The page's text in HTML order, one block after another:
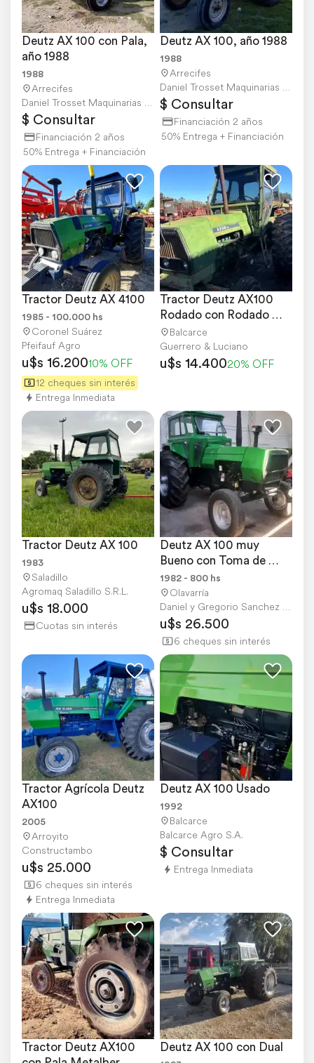
Deutz AX 100 con Pala,
año 1988
1988
Arrecifes
Daniel Trosset Maquinarias Agrícolas
$ Consultar
Financiación 2 años
50% Entrega + Financiación
Deutz AX 100, año 1988
1988
Arrecifes
Daniel Trosset Maquinarias Agrícolas
$ Consultar
Financiación 2 años
50% Entrega + Financiación
Tractor Deutz AX 4100
1985 - 100.000 hs
Coronel Suárez
Pfeifauf Agro
u$s 16.20010% OFF
12 cheques sin interés
Entrega Inmediata
Tractor Deutz AX100
Rodado con Rodado
18.4x34
Balcarce
Guerrero & Luciano
u$s 14.40020% OFF
Tractor Deutz AX 100
1983
Saladillo
Agromaq Saladillo S.R.L.
u$s 18.000
Cuotas sin interés
Deutz AX 100 muy
Bueno con Toma de
Fuerza Independiente
1982 - 800 hs
Olavarría
Daniel y Gregorio Sanchez S.A.
u$s 26.500
6 cheques sin interés
Tractor Agrícola Deutz
AX100
2005
Arroyito
Constructambo
u$s 25.000
6 cheques sin interés
Entrega Inmediata
Deutz AX 100 Usado
1992
Balcarce
Balcarce Agro S.A.
$ Consultar
Entrega Inmediata
Tractor Deutz AX100
Deutz AX 100 con Dual